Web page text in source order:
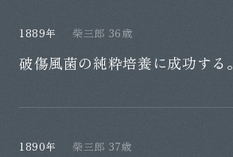
1889年 柴三郎 36歳
破傷風菌の純粋培養に成功する。
1890年 柴三郎 37歳